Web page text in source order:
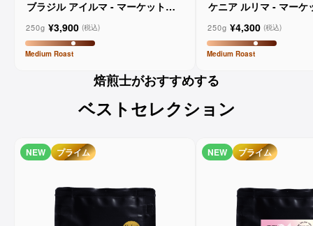
ブラジル アイルマ - マーケットレ
250g ¥3,900 (税込)
Medium Roast
ケニア ルリマ - マーケ
250g ¥4,300 (税込)
Medium Roast
焙煎士がおすすめする
ベストセレクション
NEW プライム NEW プライム